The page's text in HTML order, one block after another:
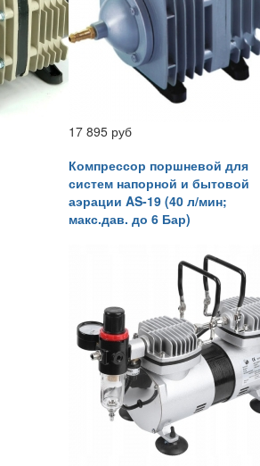
17 895 руб
Компрессор поршневой для
систем напорной и бытовой
аэрации AS-19 (40 л/мин;
макс.дав. до 6 Бар)